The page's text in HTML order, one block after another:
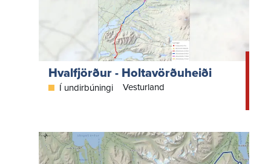
Hvalfjörður - Holtavörðuheiði
Í undirbúningi Vesturland